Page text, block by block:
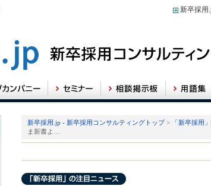
新卒採用
新卒採用.jp - 新卒採用コンサルティングトップ> 「新卒採用
ま新書よ…